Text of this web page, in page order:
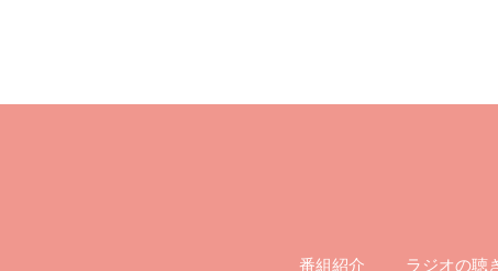
番組紹介 ラジオの聴